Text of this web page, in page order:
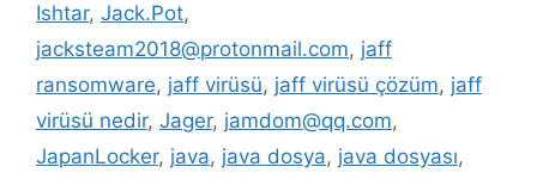
Ishtar, Jack.Pot,
jacksteam2018@protonmail.com, jaff
ransomware, jaff virüsü, jaff virüsü çözüm, jaff
virüsü nedir, Jager, jamdom@qq.com,
JapanLocker, java, java dosya, java dosyası,